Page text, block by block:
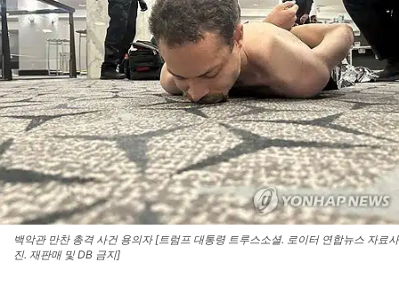
백악관 만찬 총격 사건 용의자 [트럼프 대통령 트루스소셜. 로이터 연합뉴스 자료사
진. 재판매 및 DB 금지]